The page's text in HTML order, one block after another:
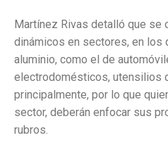
Martínez Rivas detalló que se
dinámicos en sectores, en los
aluminio, como el de
electrodomésticos, utensilios
principalmente, por lo que
sector, deberán enfocar sus
rubros.